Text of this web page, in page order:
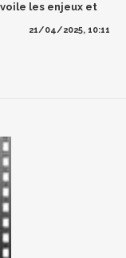
les enjeux et
21/04/2025, 10:11